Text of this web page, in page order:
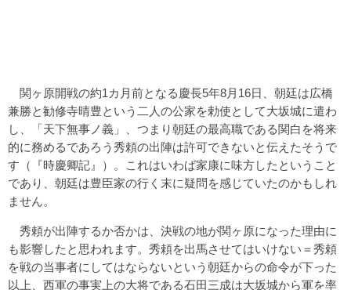
関ヶ原開戦の約1カ月前となる慶長5年8月16日、朝廷は広橋
兼勝と勧修寺晴豊という二人の公家を勅使として大坂城に遣わ
し、「天下無事ノ義」、つまり朝廷の最高職である関白を将来
的に務めるであろう秀頼の出陣は許可できないと伝えたそうで
す（『時慶卿記』）。これはいわば家康に味方したということ
であり、朝廷は豊臣家の行く末に疑問を感じていたのかもしれ
ません。
秀頼が出陣するか否かは、決戦の地が関ヶ原になった理由に
も影響したと思われます。秀頼を出馬させてはいけない＝秀頼
を戦の当事者にしてはならないという朝廷からの命令が下った
以上、西軍の事実上の大将である石田三成は大坂城から軍を率